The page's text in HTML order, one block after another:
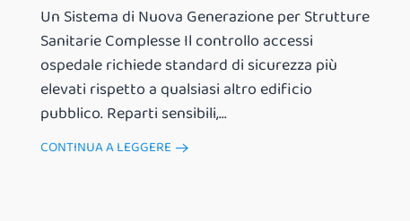
Un Sistema di Nuova Generazione per Strutture
Sanitarie Complesse Il controllo accessi
ospedale richiede standard di sicurezza più
elevati rispetto a qualsiasi altro edificio
pubblico. Reparti sensibili,...
CONTINUA A LEGGERE